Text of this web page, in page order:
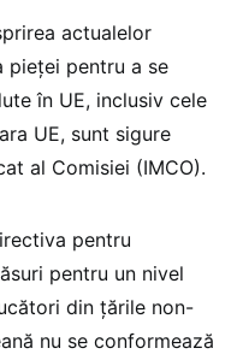
actualelor
pieței pentru a se
în UE, inclusiv cele
UE, sunt sigure
al Comisiei (IMCO).
pentru
pentru un nivel
din țările non-
nu se conformează